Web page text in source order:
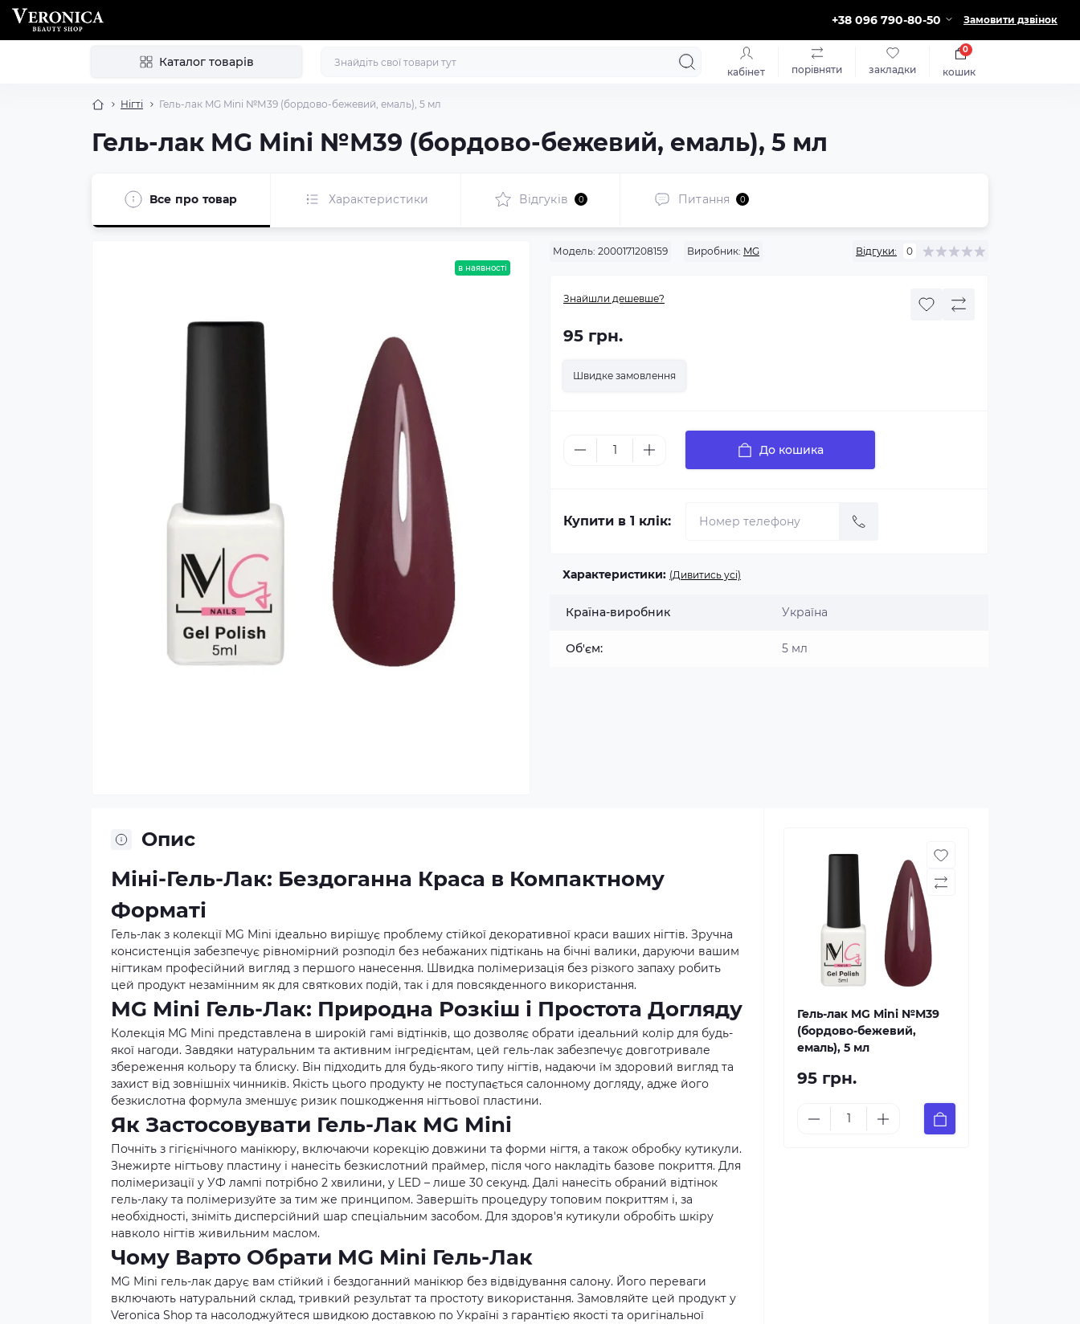
+38 096 790-80-50 Замовити дзвінок
Каталог товарів
кабінет порівняти закладки кошик
0
Нігті Гель-лак MG Mini №М39 (бордово-бежевий, емаль), 5 мл
Гель-лак MG Mini №М39 (бордово-бежевий, емаль), 5 мл
Все про товар Характеристики Відгуків 0 Питання 0
в наявності
Модель: 2000171208159 Виробник: MG Відгуки: 0
Знайшли дешевше?
95 грн.
Швидке замовлення
До кошика
Купити в 1 клік:
Характеристики: (Дивитись усі)
Країна-виробник Україна
Об'єм: 5 мл
Опис
Міні-Гель-Лак: Бездоганна Краса в Компактному
Форматі
Гель-лак з колекції MG Mini ідеально вирішує проблему стійкої декоративної краси ваших нігтів. Зручна
консистенція забезпечує рівномірний розподіл без небажаних підтікань на бічні валики, даруючи вашим
нігтикам професійний вигляд з першого нанесення. Швидка полімеризація без різкого запаху робить
цей продукт незамінним як для святкових подій, так і для повсякденного використання.
MG Mini Гель-Лак: Природна Розкіш і Простота Догляду
Колекція MG Mini представлена в широкій гамі відтінків, що дозволяє обрати ідеальний колір для будь-
якої нагоди. Завдяки натуральним та активним інгредієнтам, цей гель-лак забезпечує довготривале
збереження кольору та блиску. Він підходить для будь-якого типу нігтів, надаючи їм здоровий вигляд та
захист від зовнішніх чинників. Якість цього продукту не поступається салонному догляду, адже його
безкислотна формула зменшує ризик пошкодження нігтьової пластини.
Як Застосовувати Гель-Лак MG Mini
Почніть з гігієнічного манікюру, включаючи корекцію довжини та форми нігтя, а також обробку кутикули.
Знежирте нігтьову пластину і нанесіть безкислотний праймер, після чого накладіть базове покриття. Для
полімеризації у УФ лампі потрібно 2 хвилини, у LED – лише 30 секунд. Далі нанесіть обраний відтінок
гель-лаку та полімеризуйте за тим же принципом. Завершіть процедуру топовим покриттям і, за
необхідності, зніміть дисперсійний шар спеціальним засобом. Для здоров'я кутикули обробіть шкіру
навколо нігтів живильним маслом.
Чому Варто Обрати MG Mini Гель-Лак
MG Mini гель-лак дарує вам стійкий і бездоганний манікюр без відвідування салону. Його переваги
включають натуральний склад, тривкий результат та простоту використання. Замовляйте цей продукт у
Veronica Shop та насолоджуйтеся швидкою доставкою по Україні з гарантією якості та оригінальної
Гель-лак MG Mini №М39
(бордово-бежевий,
емаль), 5 мл
95 грн.